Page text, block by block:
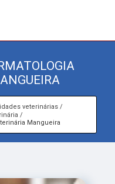
veterinárias
Mangueira